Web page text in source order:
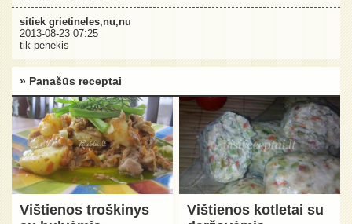
sitiek grietineles,nu,nu
2013-08-23 07:25
tik penėkis
» Panašūs receptai
Vištienos troškinys
Vištienos kotletai su